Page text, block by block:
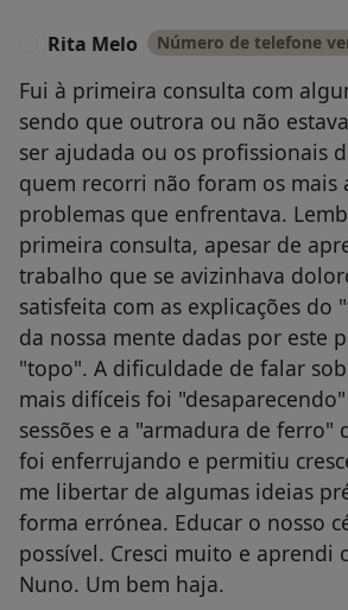
Rita Melo Número de telefone
Fui à primeira consulta com
sendo que outrora ou não
ser ajudada ou os profissionais
quem recorri não foram os mais
problemas que enfrentava.
primeira consulta, apesar de
trabalho que se avizinhava
satisfeita com as explicações do
da nossa mente dadas por este
"topo". A dificuldade de falar
mais difíceis foi
sessões e a "armadura de ferro"
foi enferrujando e permitiu
me libertar de algumas ideias
forma errónea. Educar o nosso
possível. Cresci muito e aprendi
Nuno. Um bem haja.